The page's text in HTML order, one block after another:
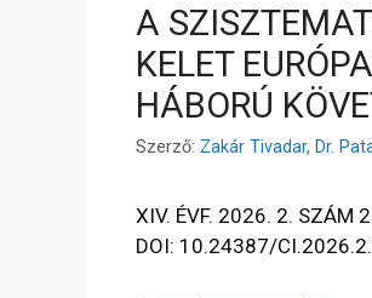
A
KELET
HÁBORÚ
Szerző: Zakár Tivadar, Dr.
XIV. ÉVF. 2026. 2. SZÁM
DOI: 10.24387/